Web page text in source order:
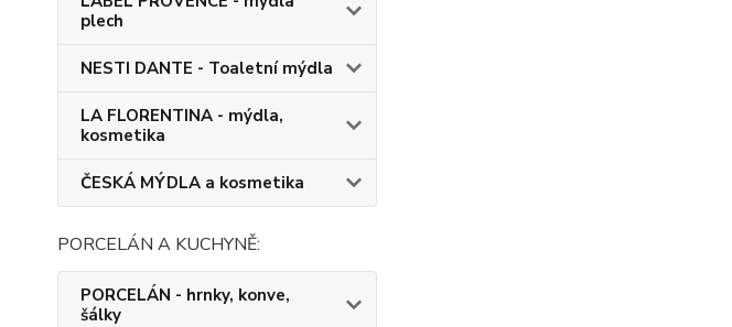
plech
NESTI DANTE - Toaletní mýdla
LA FLORENTINA - mýdla,
kosmetika
ČESKÁ MÝDLA a kosmetika
PORCELÁN A KUCHYNĚ:
PORCELÁN - hrnky, konve,
šálky